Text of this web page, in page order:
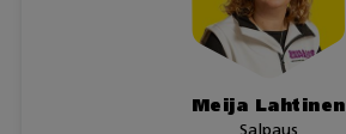
Meija Lahtinen
Salpaus